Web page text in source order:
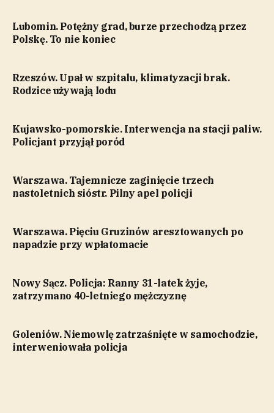
Lubomin. Potężny grad, burze przechodzą przez
Polskę. To nie koniec
Rzeszów. Upał w szpitalu, klimatyzacji brak.
Rodzice używają lodu
Kujawsko-pomorskie. Interwencja na stacji paliw.
Policjant przyjął poród
Warszawa. Tajemnicze zaginięcie trzech
nastoletnich sióstr. Pilny apel policji
Warszawa. Pięciu Gruzinów aresztowanych po
napadzie przy wpłatomacie
Nowy Sącz. Policja: Ranny 31-latek żyje,
zatrzymano 40-letniego mężczyznę
Goleniów. Niemowlę zatrzaśnięte w samochodzie,
interweniowała policja